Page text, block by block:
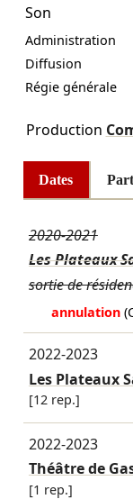
Son
Administration
Diffusion
Régie générale
Production
Dates
2020-2021
Les Plateaux
sortie de
annulation
2022-2023
Les Plateaux
[12 rep.]
2022-2023
Théâtre de
[1 rep.]